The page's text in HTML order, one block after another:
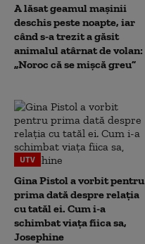
A lăsat geamul mașinii
deschis peste noapte, iar
când s-a trezit a găsit
animalul atârnat de volan:
„Noroc că se mișcă greu”
UTV
Gina Pistol a vorbit pentru
prima dată despre relația
cu tatăl ei. Cum i-a
schimbat viața fiica sa,
Josephine